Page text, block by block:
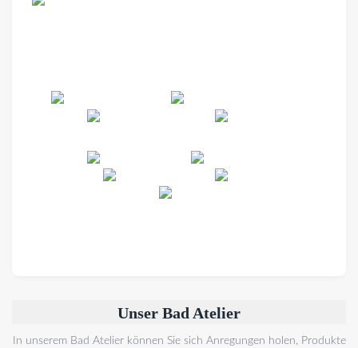
Unser Bad Atelier
In unserem Bad Atelier können Sie sich Anregungen holen, Produkte